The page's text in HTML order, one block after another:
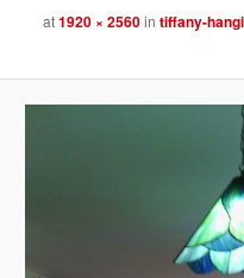
1920 × 2560in tiffany-